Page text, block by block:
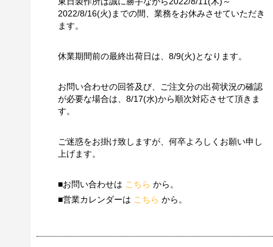
2022/8/16(火)までの間、業務をお休みさせていただき
ます。
休業期間前の最終出荷日は、8/9(火)となります。
お問い合わせの回答及び、ご注文分の出荷状況の確認
が必要な場合は、8/17(水)から順次対応させて頂きま
す。
ご迷惑をお掛け致しますが、何卒よろしくお願い申し
上げます。
■お問い合わせは こちら から。
■営業カレンダーは こちら から。